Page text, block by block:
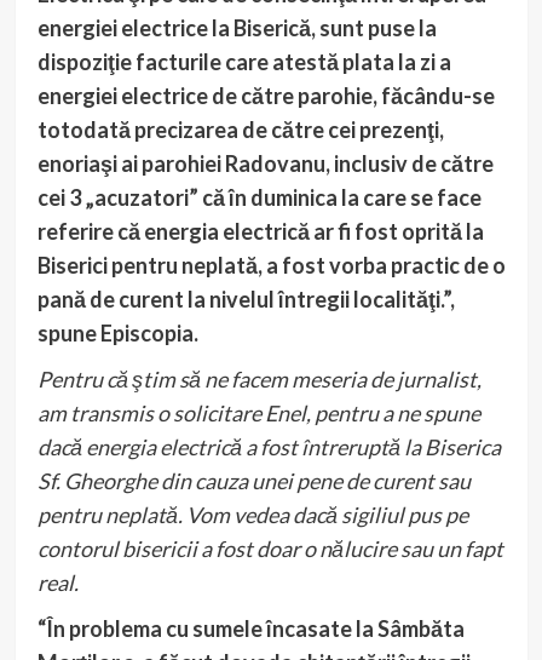
energiei electrice la Biserică, sunt puse la
dispoziţie facturile care atestă plata la zi a
energiei electrice de către parohie, făcându-se
totodată precizarea de către cei prezenţi,
enoriaşi ai parohiei Radovanu, inclusiv de către
cei 3 „acuzatori” că în duminica la care se face
referire că energia electrică ar fi fost oprită la
Biserici pentru neplată, a fost vorba practic de o
pană de curent la nivelul întregii localităţi.”,
spune Episcopia.
Pentru că ştim să ne facem meseria de jurnalist,
am transmis o solicitare Enel, pentru a ne spune
dacă energia electrică a fost întreruptă la Biserica
Sf. Gheorghe din cauza unei pene de curent sau
pentru neplată. Vom vedea dacă sigiliul pus pe
contorul bisericii a fost doar o nălucire sau un fapt
real.
“În problema cu sumele încasate la Sâmbăta